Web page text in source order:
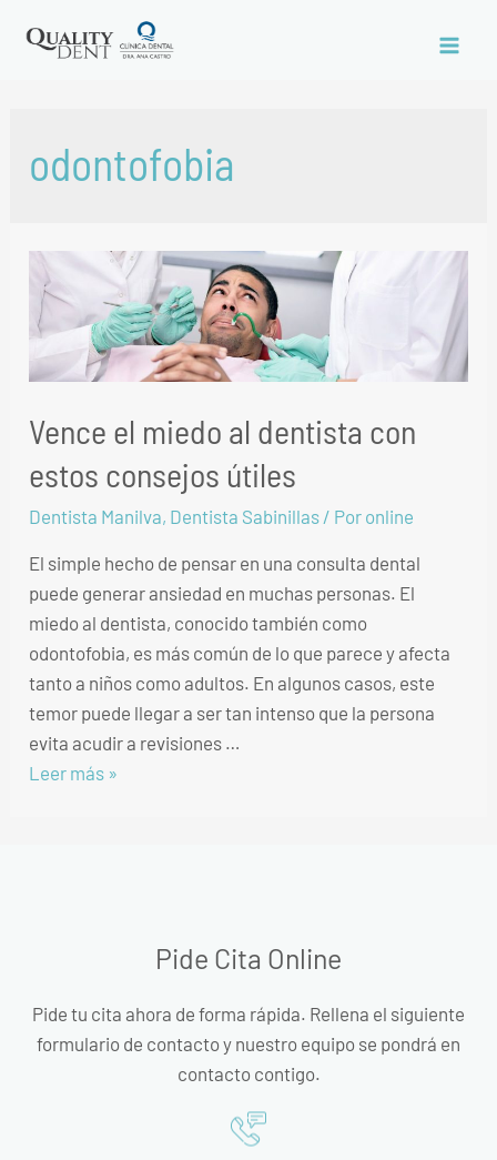
odontofobia
Vence el miedo al dentista con
estos consejos útiles
Dentista Manilva, Dentista Sabinillas / Por online
El simple hecho de pensar en una consulta dental
puede generar ansiedad en muchas personas. El
miedo al dentista, conocido también como
odontofobia, es más común de lo que parece y afecta
tanto a niños como adultos. En algunos casos, este
temor puede llegar a ser tan intenso que la persona
evita acudir a revisiones …
Leer más »
Pide Cita Online
Pide tu cita ahora de forma rápida. Rellena el siguiente
formulario de contacto y nuestro equipo se pondrá en
contacto contigo.